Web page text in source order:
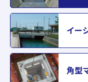
イー
角型